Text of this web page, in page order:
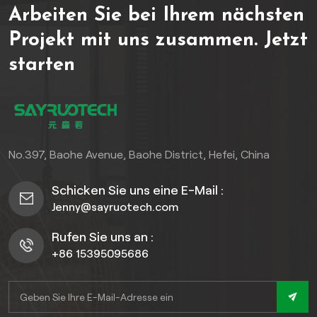
(resistent gegen Fäulnis,
Verrottung und Insekten)
mit einem patentierten
Verriegelungssystem für
Pflastersteinen oder
stabilen Terrassen, um
Terrassen, Balkone und
aufzuwerten. Erreichen Sie
dauerhafte Eleganz mit
minimalem Aufwand – ganz
ohne Werkzeug, Klebstoff
oder komplexe Unterböden.
Arbeiten Sie bei Ihrem nächsten
Projekt mit uns zusammen. Jetzt
starten
No.397, Baohe Avenue, Baohe District, Hefei, China
Schicken Sie uns eine E-Mail :
Jenny@sayruotech.com
Rufen Sie uns an :
+86 15395095686